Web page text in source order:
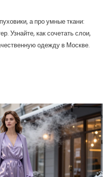
а про умные ткани:
Узнайте, как сочетать слои,
одежду в Москве.